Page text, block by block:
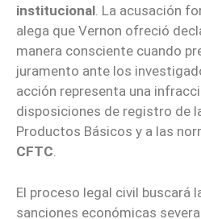
institucional. La acusación
alega que Vernon ofreció
manera consciente cuando
juramento ante los
acción representa una
disposiciones de registro de
Productos Básicos y a las
CFTC.
El proceso legal civil buscará
sanciones económicas